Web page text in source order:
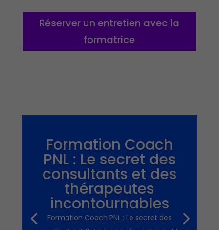
Réserver un entretien avec la
formatrice